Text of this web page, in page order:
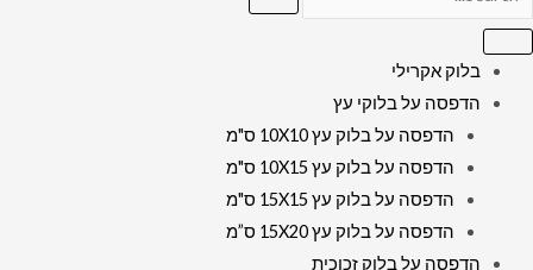
בלוק אקרילי
הדפסה על בלוקי עץ
הדפסה על בלוק עץ 10X10 ס"מ
הדפסה על בלוק עץ 10X15 ס"מ
הדפסה על בלוק עץ 15X15 ס"מ
הדפסה על בלוק עץ 15X20 ס”מ
הדפסה על בלוק זכוכית